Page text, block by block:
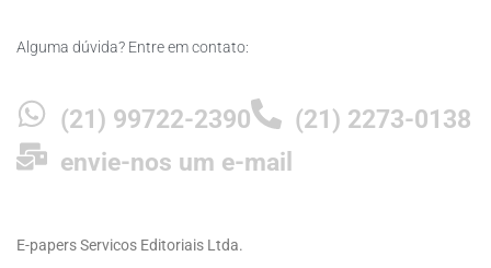
Alguma dúvida? Entre em contato:
(21) 99722-2390
(21) 2273-0138
envie-nos um e-mail
E-papers Servicos Editoriais Ltda.